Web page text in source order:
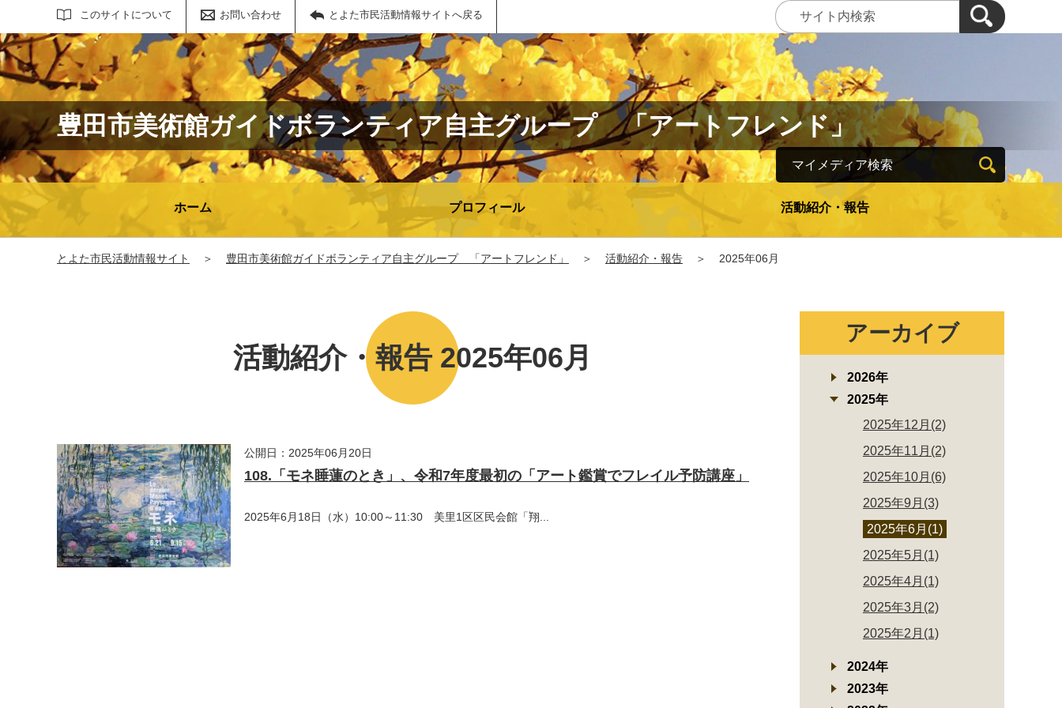
このサイトについて お問い合わせ とよた市民活動情報サイトへ戻る
サイト内検索
豊田市美術館ガイドボランティア自主グループ 「アートフレンド」
ホーム プロフィール 活動紹介・報告
とよた市民活動情報サイト ＞ 豊田市美術館ガイドボランティア自主グループ 「アートフレンド」 ＞ 活動紹介・報告 ＞ 2025年06月
活動紹介・報告 2025年06月
公開日：2025年06月20日
108.「モネ睡蓮のとき」、令和7年度最初の「アート鑑賞でフレイル予防講座」
2025年6月18日（水）10:00～11:30 美里1区区民会館「翔...
アーカイブ
2026年
2025年
2025年12月(2)
2025年11月(2)
2025年10月(6)
2025年9月(3)
2025年6月(1)
2025年5月(1)
2025年4月(1)
2025年3月(2)
2025年2月(1)
2024年
2023年